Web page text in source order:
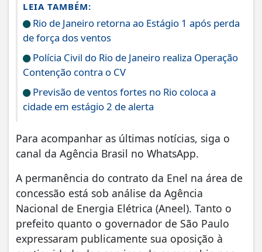
LEIA TAMBÉM:
Rio de Janeiro retorna ao Estágio 1 após perda
de força dos ventos
Polícia Civil do Rio de Janeiro realiza Operação
Contenção contra o CV
Previsão de ventos fortes no Rio coloca a
cidade em estágio 2 de alerta
Para acompanhar as últimas notícias, siga o
canal da Agência Brasil no WhatsApp.
A permanência do contrato da Enel na área de
concessão está sob análise da Agência
Nacional de Energia Elétrica (Aneel). Tanto o
prefeito quanto o governador de São Paulo
expressaram publicamente sua oposição à